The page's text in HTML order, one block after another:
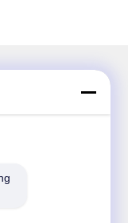
입하십시오.